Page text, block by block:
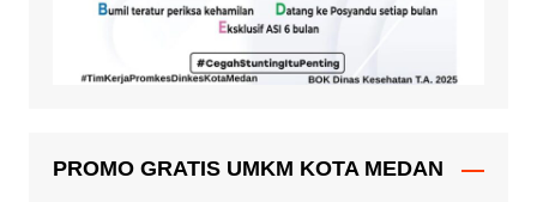
PROMO GRATIS UMKM KOTA MEDAN